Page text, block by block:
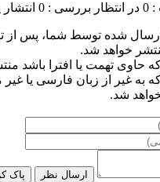
در انتظار بررسی : 0 انتشار
شده توسط شما، پس از
خواهد شد.
حاوی تهمت یا افترا باشد
به غیر از زبان فارسی یا غیر
شد.
ارسال نظر پاک